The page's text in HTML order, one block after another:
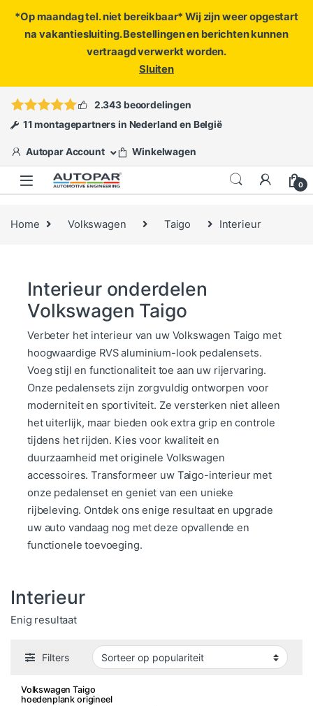
*Op maandag tel. niet bereikbaar* Wij zijn weer opgestart
na vakantiesluiting. Bestellingen en berichten kunnen
vertraagd verwerkt worden.
Sluiten
ofopen een ticket
2.343 beoordelingen
11 montagepartners in Nederland en België
Autopar Account Winkelwagen
0
Home Volkswagen Taigo Interieur
Interieur onderdelen
Volkswagen Taigo
Verbeter het interieur van uw Volkswagen Taigo met
hoogwaardige RVS aluminium-look pedalensets.
Voeg stijl en functionaliteit toe aan uw rijervaring.
Onze pedalensets zijn zorgvuldig ontworpen voor
moderniteit en sportiviteit. Ze versterken niet alleen
het uiterlijk, maar bieden ook extra grip en controle
tijdens het rijden. Kies voor kwaliteit en
duurzaamheid met originele Volkswagen
accessoires. Transformeer uw Taigo-interieur met
onze pedalenset en geniet van een unieke
rijbeleving. Ontdek ons enige resultaat en upgrade
uw auto vandaag nog met deze opvallende en
functionele toevoeging.
Interieur
Enig resultaat
Filters
Volkswagen Taigo
hoedenplank origineel